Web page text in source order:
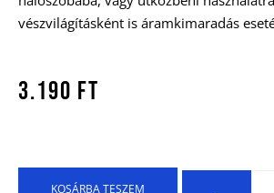
vészvilágításként is áramkimaradás
3.190 Ft
KOSÁRBA TESZEM